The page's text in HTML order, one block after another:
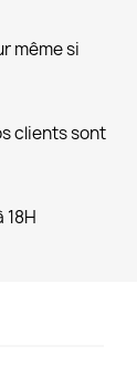
même si
clients sont